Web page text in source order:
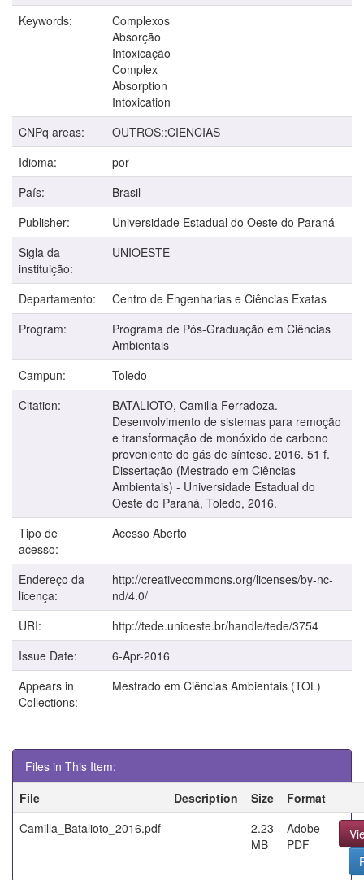
Keywords:
Complexos
Absorção
Intoxicação
Complex
Absorption
Intoxication
CNPq areas:
OUTROS::CIENCIAS
Idioma:
por
País:
Brasil
Publisher:
Universidade Estadual do Oeste do Paraná
Sigla da
instituição:
UNIOESTE
Departamento:
Centro de Engenharias e Ciências Exatas
Program:
Programa de Pós-Graduação em Ciências
Ambientais
Campun:
Toledo
Citation:
BATALIOTO, Camilla Ferradoza.
Desenvolvimento de sistemas para remoção
e transformação de monóxido de carbono
proveniente do gás de síntese. 2016. 51 f.
Dissertação (Mestrado em Ciências
Ambientais) - Universidade Estadual do
Oeste do Paraná, Toledo, 2016.
Tipo de
acesso:
Acesso Aberto
Endereço da
licença:
http://creativecommons.org/licenses/by-nc-
nd/4.0/
URI:
http://tede.unioeste.br/handle/tede/3754
Issue Date:
6-Apr-2016
Appears in
Collections:
Mestrado em Ciências Ambientais (TOL)
Files in This Item:
File
Description Size
Format
Camilla_Batalioto_2016.pdf
2.23
MB
Adobe
PDF